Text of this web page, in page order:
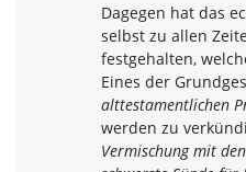
Dagegen hat das
selbst zu allen
festgehalten,
Eines der
alttestamentlichen
werden zu
Vermischung mit